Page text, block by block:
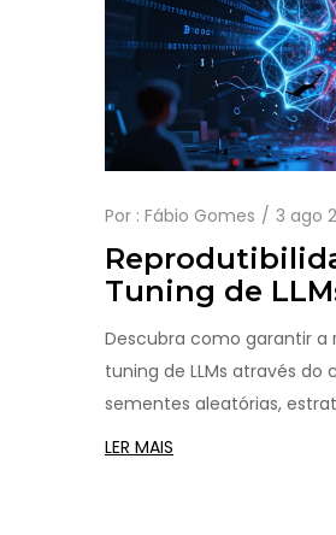
Por : Fábio Gomes 3 ago
Tuning de
Divisão de
Descubra como garantir
tuning de LLMs através do
sementes aleatórias,
dados e práticas
LER MAIS